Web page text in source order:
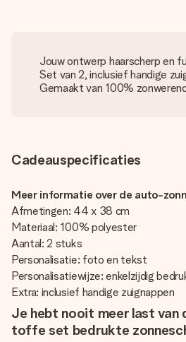
Jouw ontwerp haarscherp en
Set van 2, inclusief handige
Gemaakt van 100%
Cadeauspecificaties
Meer informatie over de auto-
Afmetingen: 44 x 38 cm
Materiaal: 100% polyester
Aantal: 2 stuks
Personalisatie: foto en tekst
Personalisatiewijze: enkelzijdig
Extra: inclusief handige zuignappen
Je hebt nooit meer last van
toffe set bedrukte